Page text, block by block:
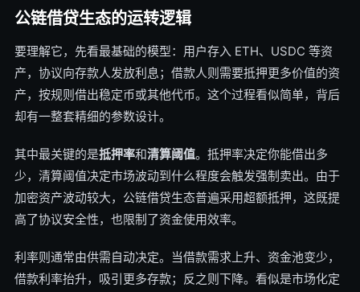
公链借贷生态的运转逻辑
要理解它，先看最基础的模型：用户存入 ETH、USDC 等资
产，协议向存款人发放利息；借款人则需要抵押更多价值的资
产，按规则借出稳定币或其他代币。这个过程看似简单，背后
却有一整套精细的参数设计。
其中最关键的是抵押率和清算阈值。抵押率决定你能借出多
少，清算阈值决定市场波动到什么程度会触发强制卖出。由于
加密资产波动较大，公链借贷生态普遍采用超额抵押，这既提
高了协议安全性，也限制了资金使用效率。
利率则通常由供需自动决定。当借款需求上升、资金池变少，
借款利率抬升，吸引更多存款；反之则下降。看似是市场化定